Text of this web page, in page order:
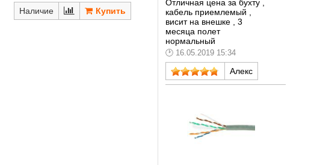
Наличие
Отличная цена за бухту ,
кабель приемлемый ,
висит на внешке , 3
месяца полет
нормальный
16.05.2019 15:34
Алекс